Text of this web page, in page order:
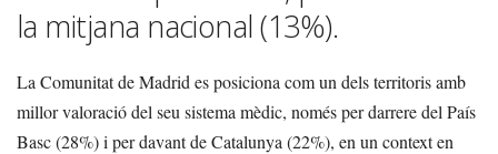
la mitjana nacional (13%).
La Comunitat de Madrid es posiciona com un dels territoris amb
millor valoració del seu sistema mèdic, només per darrere del País
Basc (28%) i per davant de Catalunya (22%), en un context en